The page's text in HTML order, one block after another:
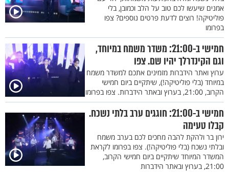
אמנים שיעשו לכם טוב על הלב וכמובן, בלי
פוליטיקה! רוצים לדעת פרטים נוספים? צפו
בפרומו
חמישי ב-21:00: משדר משמח במיוחד,
וגם הקינדרלך יהיו שם. צפו
ערוץ ואתר הידברות מזמינים אתכם למשדר משמח
במיוחד (בלי פוליטיקה!), שיתקיים ביום חמישי
הקרוב, 21:00, בערוץ ובאתר הידברות. צפו בפרומו
חמישי ב-21:00: חוגגים ערב בלתי נשכח.
קבלו טעימה
ירון בר ולהקת להבה מחכים לכם בערב משמח
ובלתי נשכח (בלי פוליטיקה!). צפו בפרומו לקראת
המשדר המיוחד שיתקיים ביום חמישי הקרוב,
21:00, בערוץ ובאתר הידברות